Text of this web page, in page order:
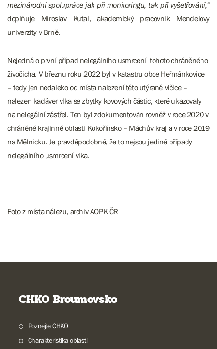
mezinárodní spolupráce jak při monitoringu, tak při vyšetřování,“
doplňuje Miroslav Kutal, akademický pracovník Mendelovy
univerzity v Brně.
Nejedná o první případ nelegálního usmrcení tohoto chráněného
živočicha. V březnu roku 2022 byl v katastru obce Heřmánkovice
– tedy jen nedaleko od místa nalezení této utýrané vlčice –
nalezen kadáver vlka se zbytky kovových částic, které ukazovaly
na nelegální zástřel. Ten byl zdokumentován rovněž v roce 2020 v
chráněné krajinné oblasti Kokořínsko – Máchův kraj a v roce 2019
na Mělnicku. Je pravděpodobné, že to nejsou jediné případy
nelegálního usmrcení vlka.
Foto z místa nálezu, archiv AOPK ČR
CHKO Broumovsko
Poznejte CHKO
Charakteristika oblasti